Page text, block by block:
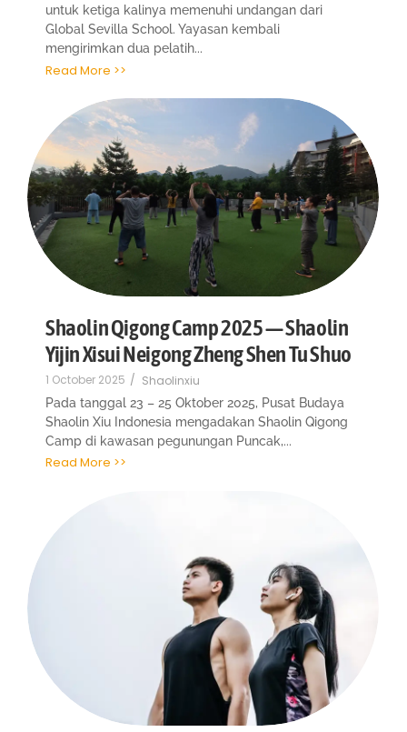
untuk ketiga kalinya memenuhi undangan dari
Global Sevilla School. Yayasan kembali
mengirimkan dua pelatih...
Read More >>
Shaolin Qigong Camp 2025 — Shaolin
Yijin Xisui Neigong Zheng Shen Tu Shuo
1 October 2025 / Shaolinxiu
Pada tanggal 23 – 25 Oktober 2025, Pusat Budaya
Shaolin Xiu Indonesia mengadakan Shaolin Qigong
Camp di kawasan pegunungan Puncak,...
Read More >>